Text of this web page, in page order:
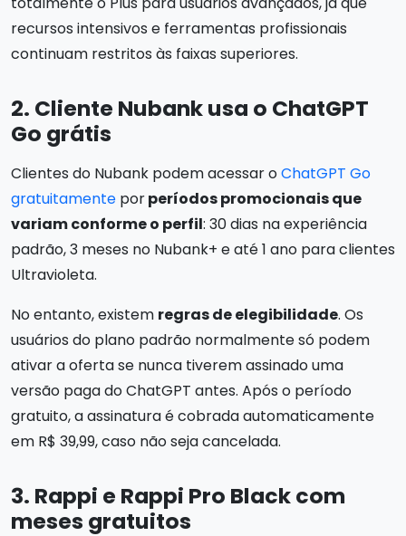
recursos intensivos e ferramentas profissionais
continuam restritos às faixas superiores.
2. Cliente Nubank usa o ChatGPT
Go grátis
Clientes do Nubank podem acessar oChatGPT Go
gratuitamente porperíodos promocionais que
variam conforme o perfil: 30 dias na experiência
padrão, 3 meses no Nubank+ e até 1 ano para clientes
Ultravioleta.
No entanto, existem regras de elegibilidade. Os
usuários do plano padrão normalmente só podem
ativar a oferta se nunca tiverem assinado uma
versão paga do ChatGPT antes. Após o período
gratuito, a assinatura é cobrada automaticamente
em R$ 39,99, caso não seja cancelada.
3. Rappi e Rappi Pro Black com
meses gratuitos